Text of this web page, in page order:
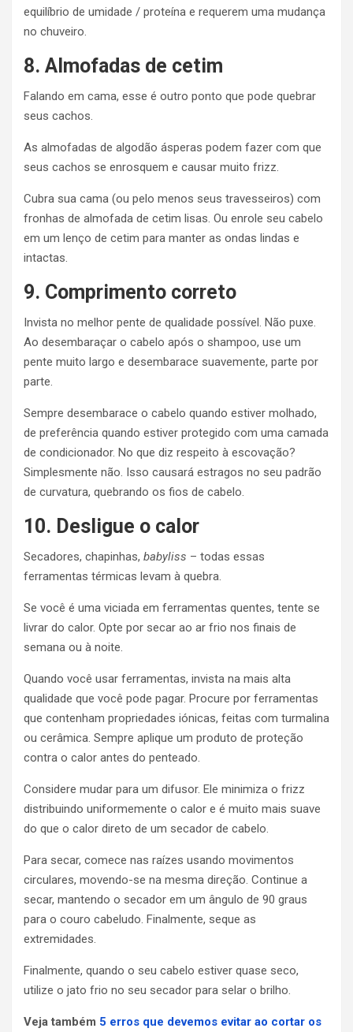
equilíbrio de umidade / proteína e requerem uma mudança
no chuveiro.
8. Almofadas de cetim
Falando em cama, esse é outro ponto que pode quebrar
seus cachos.
As almofadas de algodão ásperas podem fazer com que
seus cachos se enrosquem e causar muito frizz.
Cubra sua cama (ou pelo menos seus travesseiros) com
fronhas de almofada de cetim lisas. Ou enrole seu cabelo
em um lenço de cetim para manter as ondas lindas e
intactas.
9. Comprimento correto
Invista no melhor pente de qualidade possível. Não puxe.
Ao desembaraçar o cabelo após o shampoo, use um
pente muito largo e desembarace suavemente, parte por
parte.
Sempre desembarace o cabelo quando estiver molhado,
de preferência quando estiver protegido com uma camada
de condicionador. No que diz respeito à escovação?
Simplesmente não. Isso causará estragos no seu padrão
de curvatura, quebrando os fios de cabelo.
10. Desligue o calor
Secadores, chapinhas, babyliss – todas essas
ferramentas térmicas levam à quebra.
Se você é uma viciada em ferramentas quentes, tente se
livrar do calor. Opte por secar ao ar frio nos finais de
semana ou à noite.
Quando você usar ferramentas, invista na mais alta
qualidade que você pode pagar. Procure por ferramentas
que contenham propriedades iónicas, feitas com turmalina
ou cerâmica. Sempre aplique um produto de proteção
contra o calor antes do penteado.
Considere mudar para um difusor. Ele minimiza o frizz
distribuindo uniformemente o calor e é muito mais suave
do que o calor direto de um secador de cabelo.
Para secar, comece nas raízes usando movimentos
circulares, movendo-se na mesma direção. Continue a
secar, mantendo o secador em um ângulo de 90 graus
para o couro cabeludo. Finalmente, seque as
extremidades.
Finalmente, quando o seu cabelo estiver quase seco,
utilize o jato frio no seu secador para selar o brilho.
Veja também 5 erros que devemos evitar ao cortar os